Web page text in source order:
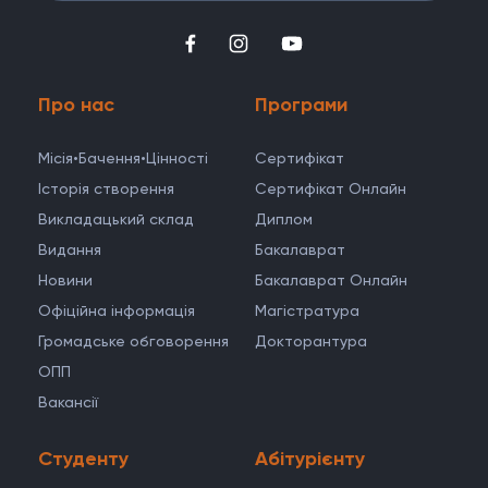
Про нас
Місія•Бачення•Цінності
Історія створення
Викладацький склад
Видання
Новини
Офіційна інформація
Громадське обговорення
ОПП
Вакансії
Програми
Cертифікат
Сертифікат Онлайн
Диплом
Бакалаврат
Бакалаврат Онлайн
Магістратура
Докторантура
Студенту Абітурієнту